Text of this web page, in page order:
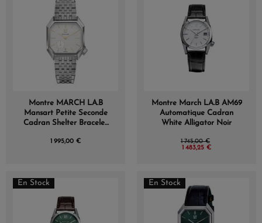
Montre MARCH LA.B
Mansart Petite Seconde
Cadran Shelter Bracelet
1 995,00 €
Montre March LA.B AM69
Automatique Cadran
White Alligator Noir
1 745,00 €
1 483,25 €
En Stock En Stock